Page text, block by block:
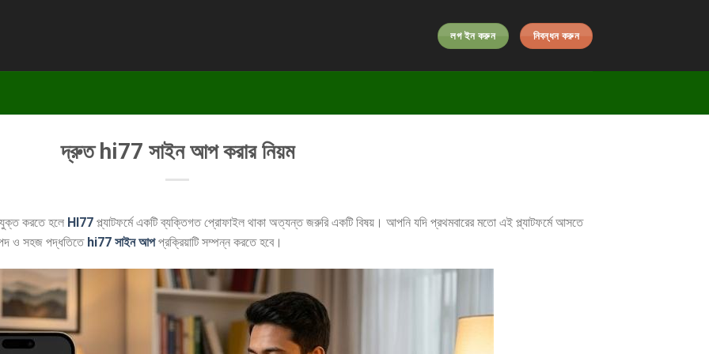
লগ ইন করুন নিবন্ধন করুন
দ্রুত hi77 সাইন আপ করার নিয়ম
যুক্ত করতে হলে HI77 প্ল্যাটফর্মে একটি ব্যক্তিগত প্রোফাইল থাকা অত্যন্ত জরুরি একটি বিষয়। আপনি যদি প্রথমবারের মতো এই প্ল্যাটফর্মে আসতে
ও সহজ পদ্ধতিতে hi77 সাইন আপপ্রক্রিয়াটি সম্পন্ন করতে হবে।